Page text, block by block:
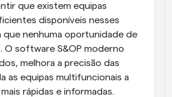
que existem equipas
disponíveis nesses
que nenhuma oportunidade de
O software S&OP moderno
melhora a precisão das
as equipas multifuncionais a
rápidas e informadas.